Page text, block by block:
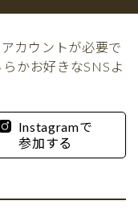
カウントが必要で
かお好きなSNSよ
Instagramで
参加する